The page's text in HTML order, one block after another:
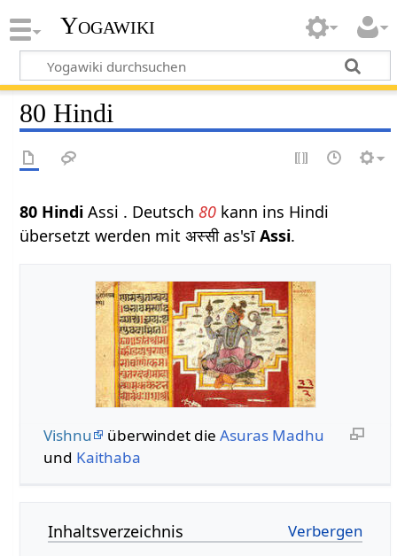
Yogawiki
80 Hindi
80 Hindi Assi . Deutsch80 kann ins Hindi
übersetzt werden mit अस्सी as'sīAssi.
Vishnu überwindet die Asuras Madhu
und Kaithaba
Inhaltsverzeichnis